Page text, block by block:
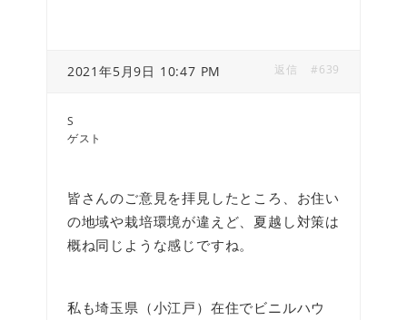
2021年5月9日 10:47 PM #639
返信
S
ゲスト
皆さんのご意見を拝見したところ、お住い
の地域や栽培環境が違えど、夏越し対策は
概ね同じような感じですね。
私も埼玉県（小江戸）在住でビニルハウ